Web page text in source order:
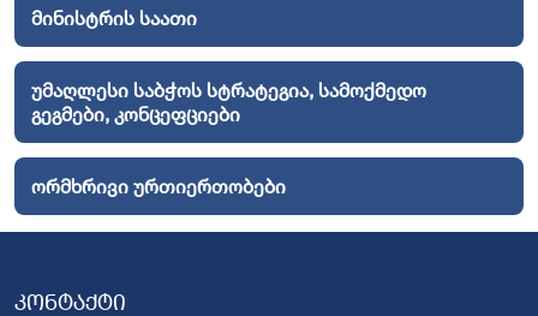
მინისტრის საათი
უმაღლესი საბჭოს სტრატეგია, სამოქმედო
გეგმები, კონცეფციები
ორმხრივი ურთიერთობები
კონტაქტი